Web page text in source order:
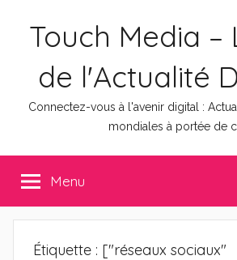
Touch Media –
de l'Actualité
Connectez-vous à l'avenir digital :
mondiales à portée de
Menu
Étiquette : ["réseaux sociaux"